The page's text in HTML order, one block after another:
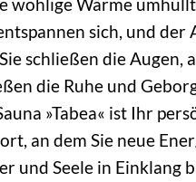
sich, und der
schließen die Augen,
die Ruhe und
»Tabea« ist Ihr
an dem Sie neue
und Seele in Einklang